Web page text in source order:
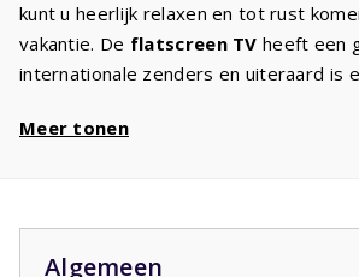
kunt u heerlijk relaxen en tot rust
vakantie. De flatscreen TV heeft een
internationale zenders en uiteraard is
zoals u thuis ook gewend bent. In twee
douchecel. Grote openslaande deuren
geven toegang tot een ruim
Meer tonen
Algemeen